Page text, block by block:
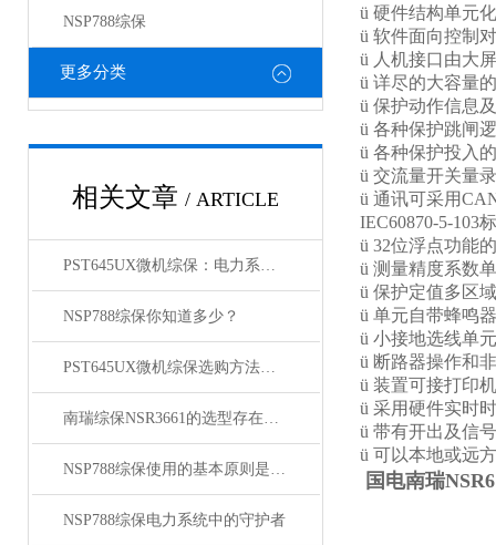
NSP788综保
更多分类
相关文章 / ARTICLE
PST645UX微机综保：电力系统安全的智能守护者
NSP788综保你知道多少？
PST645UX微机综保选购方法有什么
南瑞综保NSR3661的选型存在哪些存在因素
NSP788综保使用的基本原则是什么
NSP788综保电力系统中的守护者
ü 硬件结构单元
ü 软件面向控制
ü 人机接口由大
ü 详尽的大容量
ü 保护动作信息
ü 各种保护跳闸
ü 各种保护投入
ü 交流量开关量
ü 通讯可采用
IEC60870-5-103
ü 32位浮点功能
ü 测量精度系数
ü 保护定值多区
ü 单元自带蜂鸣
ü 小接地选线单
ü 断路器操作和
ü 装置可接打印
ü 采用硬件实时
ü 带有开出及信
ü 可以本地或远
国电南瑞